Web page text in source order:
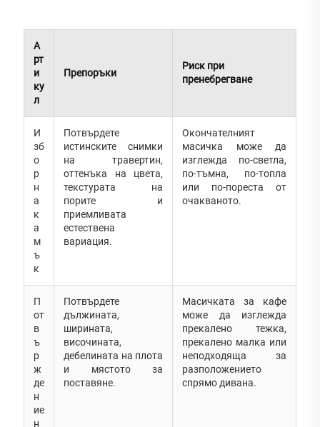
А
рт
и
ку
л
Препоръки
Риск при
пренебрегване
И
зб
о
р
н
а
к
а
м
ъ
к
Потвърдете
истинските снимки
на травертин,
оттенъка на цвета,
текстурата на
порите и
приемливата
естествена
вариация.
Окончателният
масичка може да
изглежда по-светла,
по-тъмна, по-топла
или по-пореста от
очакваното.
П
от
в
ъ
р
ж
де
н
ие
н
Потвърдете
дължината,
ширината,
височината,
дебелината на плота
и мястото за
поставяне.
Масичката за кафе
може да изглежда
прекалено тежка,
прекалено малка или
неподходяща за
разположението
спрямо дивана.